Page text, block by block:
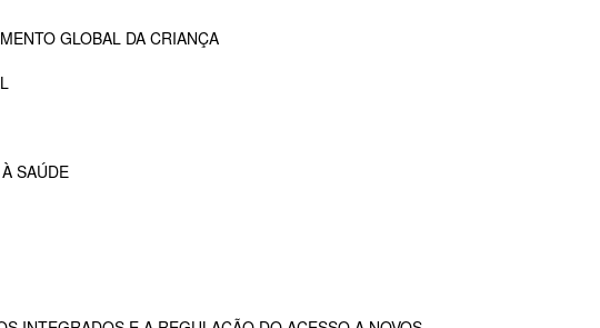
GLOBAL DA CRIANÇA
SAÚDE